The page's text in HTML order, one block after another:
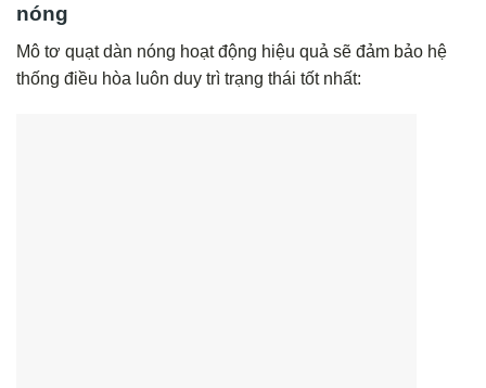
nóng
Mô tơ quạt dàn nóng hoạt động hiệu quả sẽ đảm bảo hệ
thống điều hòa luôn duy trì trạng thái tốt nhất: